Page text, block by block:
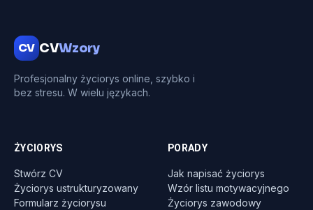
CV CVWzory
Profesjonalny życiorys online, szybko i
bez stresu. W wielu językach.
ŻYCIORYS
Stwórz CV
Życiorys ustrukturyzowany
Formularz życiorysu
PORADY
Jak napisać życiorys
Wzór listu motywacyjnego
Życiorys zawodowy